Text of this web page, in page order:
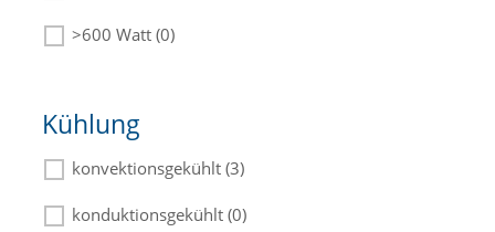
>600 Watt (0)
Kühlung
konvektionsgekühlt (3)
konduktionsgekühlt (0)